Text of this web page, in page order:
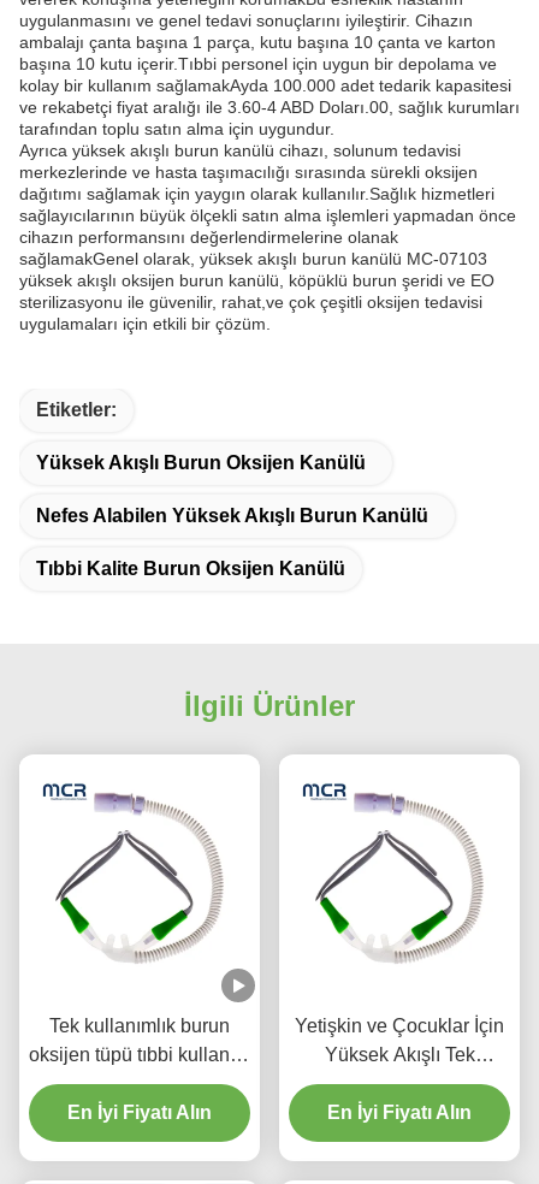
uygulanmasını ve genel tedavi sonuçlarını iyileştirir. Cihazın
ambalajı çanta başına 1 parça, kutu başına 10 çanta ve karton
başına 10 kutu içerir.Tıbbi personel için uygun bir depolama ve
kolay bir kullanım sağlamakAyda 100.000 adet tedarik kapasitesi
ve rekabetçi fiyat aralığı ile 3.60-4 ABD Doları.00, sağlık kurumları
tarafından toplu satın alma için uygundur.
Ayrıca yüksek akışlı burun kanülü cihazı, solunum tedavisi
merkezlerinde ve hasta taşımacılığı sırasında sürekli oksijen
dağıtımı sağlamak için yaygın olarak kullanılır.Sağlık hizmetleri
sağlayıcılarının büyük ölçekli satın alma işlemleri yapmadan önce
cihazın performansını değerlendirmelerine olanak
sağlamakGenel olarak, yüksek akışlı burun kanülü MC-07103
yüksek akışlı oksijen burun kanülü, köpüklü burun şeridi ve EO
sterilizasyonu ile güvenilir, rahat,ve çok çeşitli oksijen tedavisi
uygulamaları için etkili bir çözüm.
Etiketler:
Yüksek Akışlı Burun Oksijen Kanülü
Nefes Alabilen Yüksek Akışlı Burun Kanülü
Tıbbi Kalite Burun Oksijen Kanülü
İlgili Ürünler
Tek kullanımlık burun
oksijen tüpü tıbbi kullanım
için burun oksijen tüpü
yüksek akışlı kanül
En İyi Fiyatı Alın
Yetişkin ve Çocuklar İçin
Yüksek Akışlı Tek
kullanımlık HFNC Burun
Kanülü
En İyi Fiyatı Alın